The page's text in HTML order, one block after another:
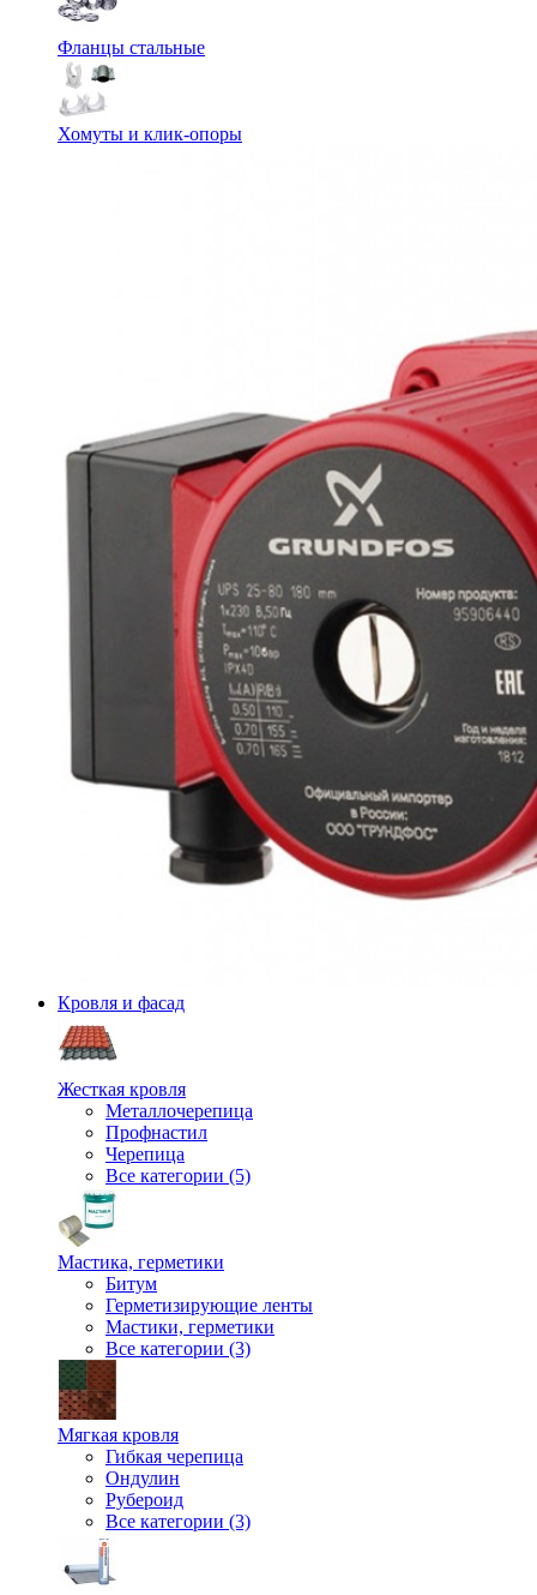
Фланцы стальные
Хомуты и клик-опоры
Кровля и фасад
Жесткая кровля
Металлочерепица
Профнастил
Черепица
Все категории (5)
Мастика, герметики
Битум
Герметизирующие ленты
Мастики, герметики
Все категории (3)
Мягкая кровля
Гибкая черепица
Ондулин
Рубероид
Все категории (3)